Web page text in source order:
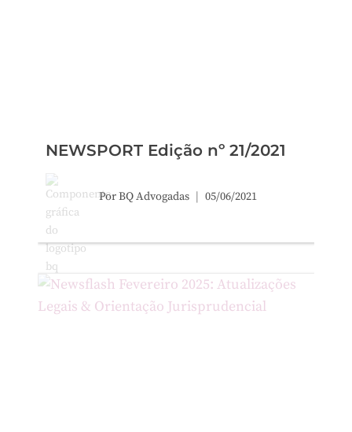
NEWSPORT Edição nº 21/2021
PorBQ Advogadas 05/06/2021